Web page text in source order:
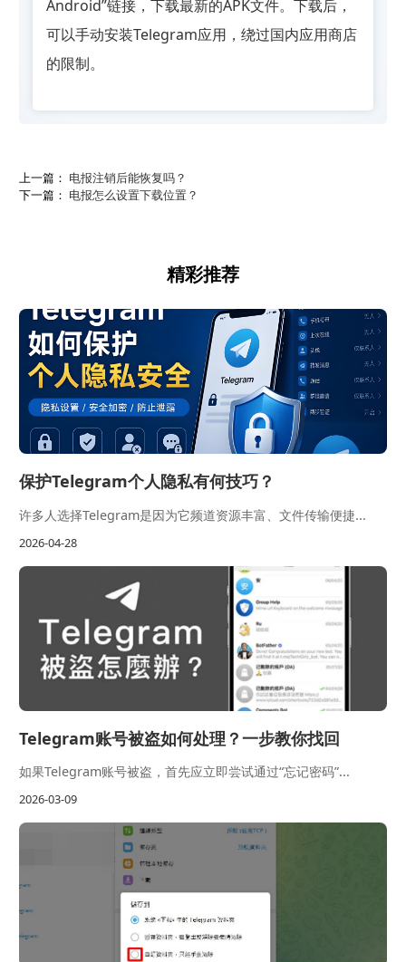
Android”链接，下载最新的APK文件。下载后，
可以手动安装Telegram应用，绕过国内应用商店
的限制。
上一篇： 电报注销后能恢复吗？
下一篇： 电报怎么设置下载位置？
精彩推荐
保护Telegram个人隐私有何技巧？
许多人选择Telegram是因为它频道资源丰富、文件传输便捷...
2026-04-28
Telegram账号被盗如何处理？一步教你找回
如果Telegram账号被盗，首先应立即尝试通过“忘记密码”...
2026-03-09